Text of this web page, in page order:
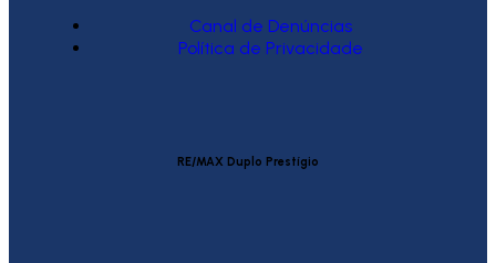
Canal de Denúncias
Política de Privacidade
RE/MAX Duplo Prestígio